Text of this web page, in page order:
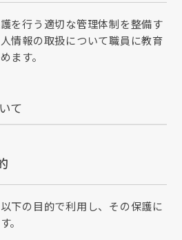
を行う適切な管理体制を整備す
情報の取扱について職員に教育
ます。
て
下の目的で利用し、その保護に
。